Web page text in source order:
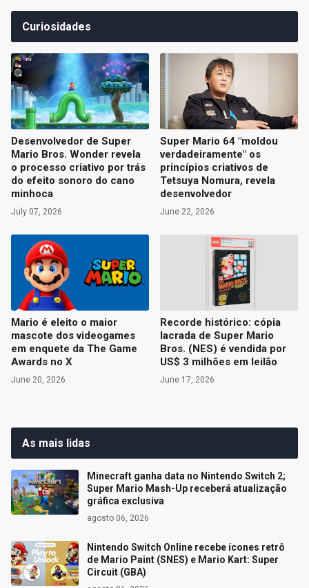
Curiosidades
Desenvolvedor de Super
Mario Bros. Wonder revela
o processo criativo por trás
do efeito sonoro do cano
minhoca
July 07, 2026
Super Mario 64 "moldou
verdadeiramente" os
princípios criativos de
Tetsuya Nomura, revela
desenvolvedor
June 22, 2026
Mario é eleito o maior
mascote dos videogames
em enquete da The Game
Awards no X
June 20, 2026
Recorde histórico: cópia
lacrada de Super Mario
Bros. (NES) é vendida por
US$ 3 milhões em leilão
June 17, 2026
As mais lidas
Minecraft ganha data no Nintendo Switch 2;
Super Mario Mash-Up receberá atualização
gráfica exclusiva
agosto 06, 2026
Nintendo Switch Online recebe ícones retrô
de Mario Paint (SNES) e Mario Kart: Super
Circuit (GBA)